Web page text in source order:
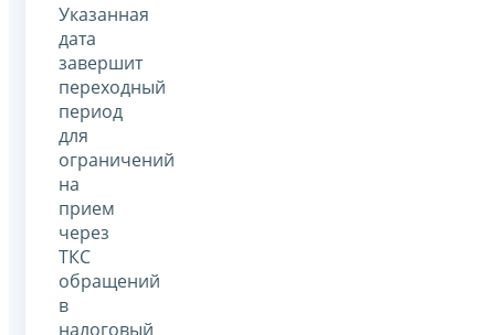
Указанная
дата
завершит
переходный
период
для
ограничений
на
прием
через
ТКС
обращений
в
налоговый